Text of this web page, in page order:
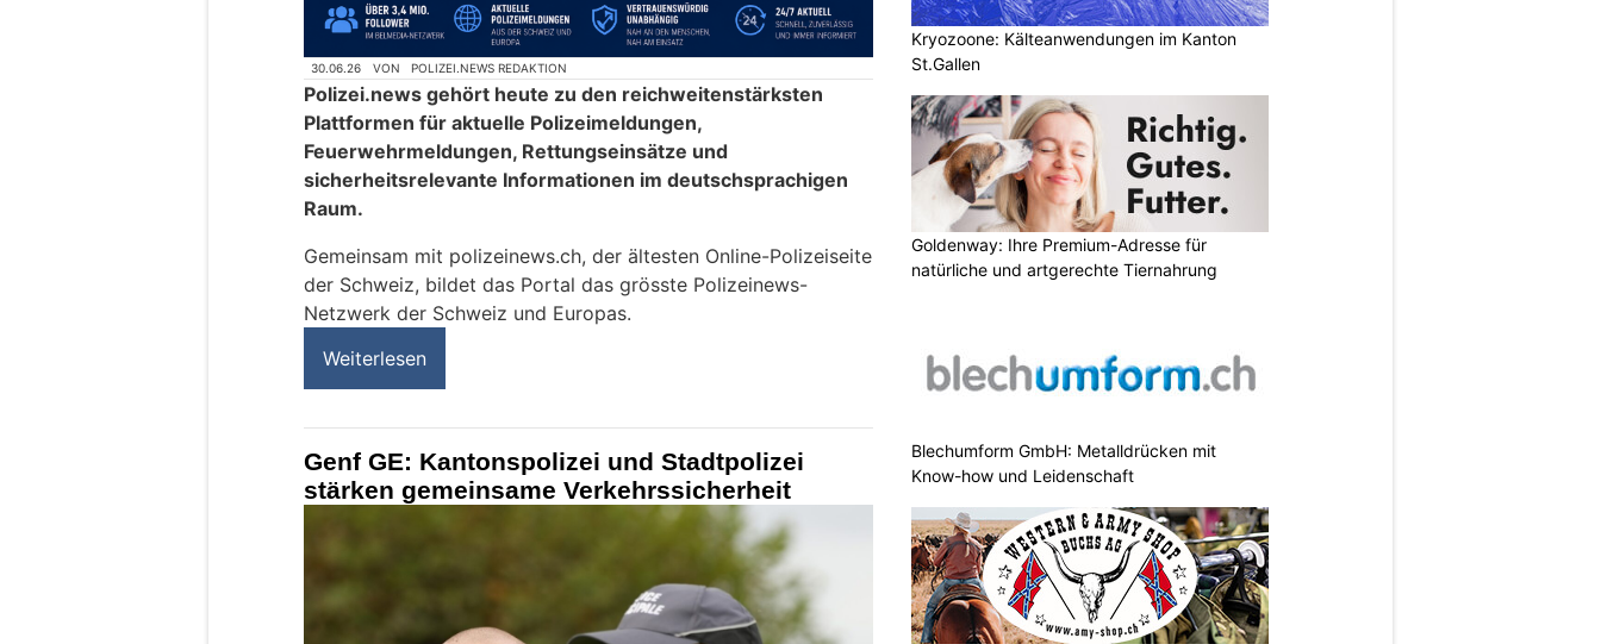
30.06.26 VON POLIZEI.NEWS REDAKTION
Polizei.news gehört heute zu den reichweitenstärksten
Plattformen für aktuelle Polizeimeldungen,
Feuerwehrmeldungen, Rettungseinsätze und
sicherheitsrelevante Informationen im deutschsprachigen
Raum.
Gemeinsam mit polizeinews.ch, der ältesten Online-Polizeiseite
der Schweiz, bildet das Portal das grösste Polizeinews-
Netzwerk der Schweiz und Europas.
Weiterlesen
Genf GE: Kantonspolizei und Stadtpolizei
stärken gemeinsame Verkehrssicherheit
Kryozoone: Kälteanwendungen im Kanton
St.Gallen
Goldenway: Ihre Premium-Adresse für
natürliche und artgerechte Tiernahrung
Blechumform GmbH: Metalldrücken mit
Know-how und Leidenschaft